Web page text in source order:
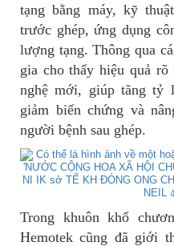
tạng bằng máy, kỹ
trước ghép, ứng dụng
lượng tạng. Thông qua
gia cho thấy hiệu quả
nghệ mới, giúp tăng tỷ
giảm biến chứng và
người bệnh sau ghép.
Trong khuôn khổ
Hemotek cũng đã giới